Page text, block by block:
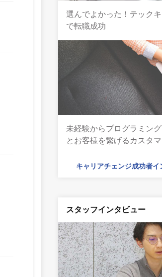
選んでよかった！テック
で転職成功
未経験からプログラミン
とお客様を繋げるカスタ
キャリアチェンジ成功者
スタッフインタビュー